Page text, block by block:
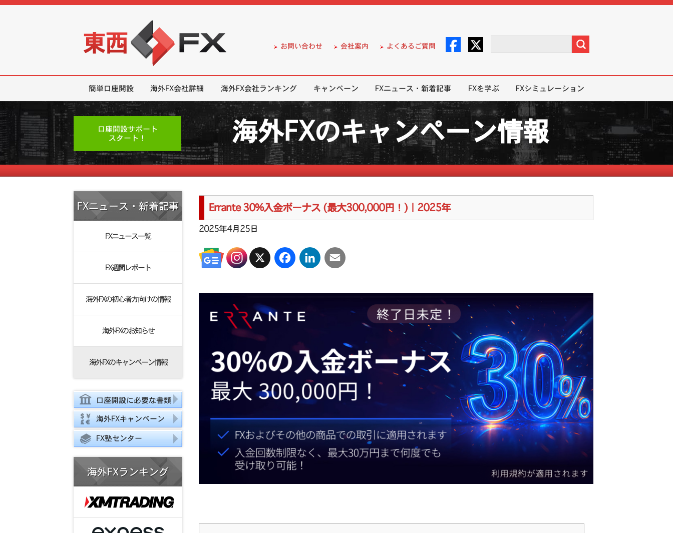
お問い合わせ 会社案内 よくあるご質問
簡単口座開設 海外FX会社詳細 海外FX会社ランキング キャンペーン FXニュース・新着記事 FXを学ぶ FXシミュレーション
口座開設サポート
スタート！
海外FXのキャンペーン情報
FXニュース・新着記事
FXニュース一覧
FX週間レポート
海外FXの初心者方向けの情報
海外FXのお知らせ
海外FXのキャンペーン情報
口座開設に必要な書類
海外FXキャンペーン
FX塾センター
海外FXランキング
Errante 30%入金ボーナス (最大300,000円！)｜2025年
2025年4月25日